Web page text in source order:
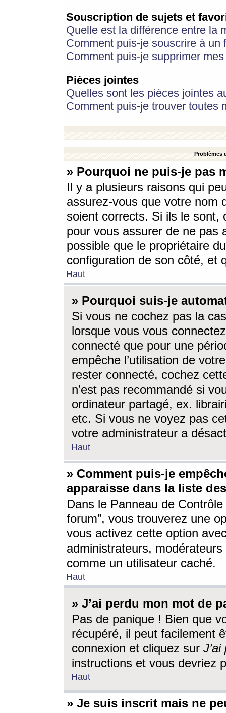
Souscription de sujets et
Quelle est la différence entre la
Comment puis-je souscrire à
Comment puis-je supprimer
Pièces jointes
Quelles sont les pièces jointes
Comment puis-je trouver toutes
Problèmes
» Pourquoi ne puis-je pas
Il y a plusieurs raisons qui
assurez-vous que votre nom
soient corrects. Si ils le sont,
pour vous assurer de ne pas
possible que le propriétaire
configuration de son côté, et
Haut
» Pourquoi suis-je
Si vous ne cochez pas la
lorsque vous vous
connecté que pour une
empêche l’utilisation de
rester connecté, cochez
n’est pas recommandé si
ordinateur partagé, ex.
etc. Si vous ne voyez pas
votre administrateur a
Haut
» Comment puis-je
apparaisse dans la liste
Dans le Panneau de
forum”, vous trouverez une
vous activez cette option
administrateurs,
comme un utilisateur caché.
Haut
» J’ai perdu mon mot de
Pas de panique ! Bien que
récupéré, il peut facilement
connexion et cliquez sur
instructions et vous devriez
Haut
» Je suis inscrit mais ne